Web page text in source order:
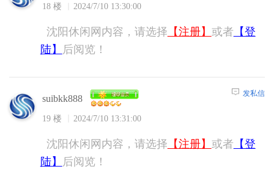
18 楼 2024/7/10 13:30:00
沈阳休闲网内容，请选择 【注册】 或者 【登
陆】
后阅览！
suibkk888
19 楼 2024/7/10 13:31:00
发私信
沈阳休闲网内容，请选择 【注册】 或者 【登
陆】
后阅览！